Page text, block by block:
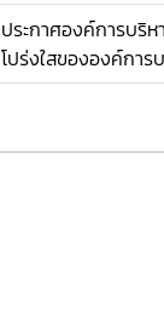
ประกาศองค์การบริ
โปร่งใสขององค์กา